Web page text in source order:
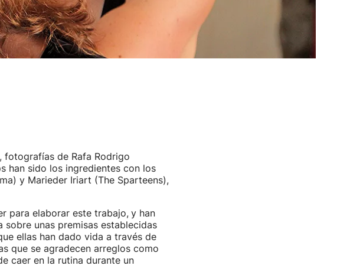
de Rafa Rodrigo
han sido los ingredientes con los
y Marieder Iriart (The Sparteens),
para elaborar este trabajo, y han
unas premisas establecidas
ellas han dado vida a través de
que se agradecen arreglos como
caer en la rutina durante un